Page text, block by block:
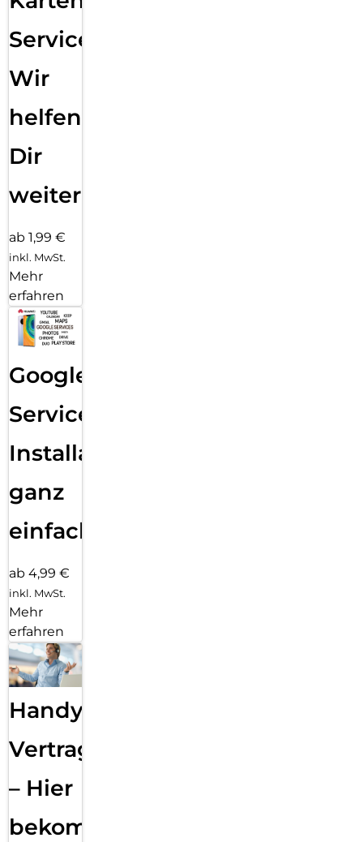
Service:
Wir
helfen
Dir
weiter
ab 1,99 €
inkl. MwSt.
Mehr
erfahren
Google
Services
Installation
ganz
einfach
ab 4,99 €
inkl. MwSt.
Mehr
erfahren
Handy
Vertragsabwicklung
– Hier
bekommst